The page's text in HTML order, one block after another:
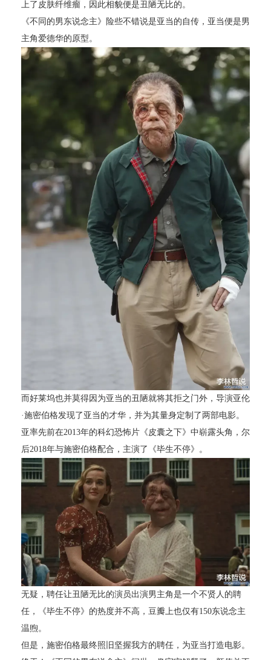
上了皮肤纤维瘤，因此相貌便是丑陋无比的。
《不同的男东说念主》险些不错说是亚当的自传，亚当便是男
主角爱德华的原型。
而好莱坞也并莫得因为亚当的丑陋就将其拒之门外，导演亚伦
·施密伯格发现了亚当的才华，并为其量身定制了两部电影。
亚率先前在2013年的科幻恐怖片《皮囊之下》中崭露头角，尔
后2018年与施密伯格配合，主演了《毕生不停》。
无疑，聘任让丑陋无比的演员出演男主角是一个不贤人的聘
任，《毕生不停》的热度并不高，豆瓣上也仅有150东说念主
温煦。
但是，施密伯格最终照旧坚握我方的聘任，为亚当打造电影。